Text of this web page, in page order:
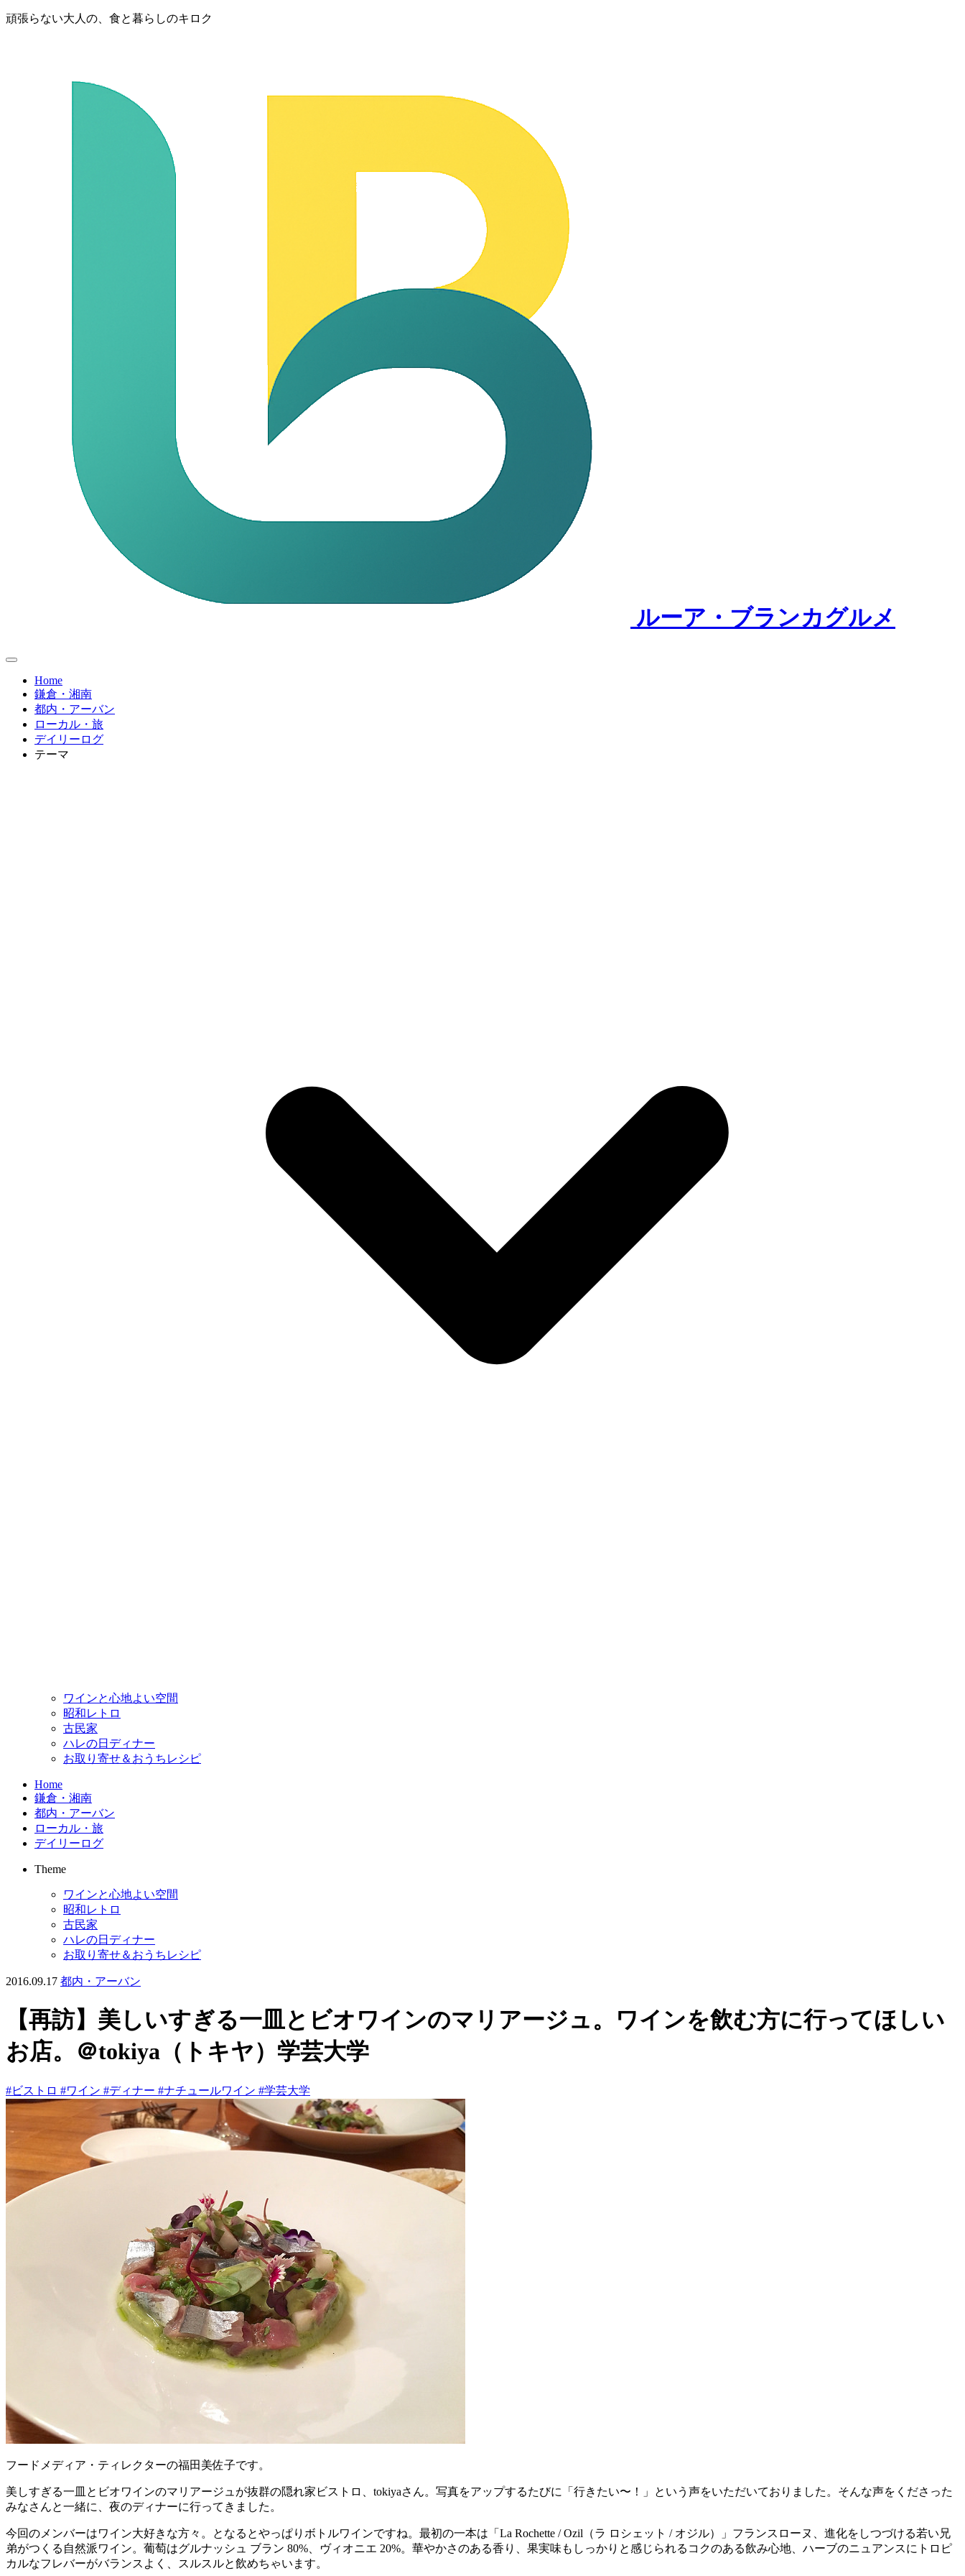
頑張らない大人の、食と暮らしのキロク
ルーア・ブランカグルメ
Home
鎌倉・湘南
都内・アーバン
ローカル・旅
デイリーログ
テーマ
ワインと心地よい空間
昭和レトロ
古民家
ハレの日ディナー
お取り寄せ＆おうちレシピ
Home
鎌倉・湘南
都内・アーバン
ローカル・旅
デイリーログ
Theme
ワインと心地よい空間
昭和レトロ
古民家
ハレの日ディナー
お取り寄せ＆おうちレシピ
2016.09.17 都内・アーバン
【再訪】美しいすぎる一皿とビオワインのマリアージュ。ワインを飲む方に行ってほしい
お店。＠tokiya（トキヤ）学芸大学
#ビストロ #ワイン #ディナー #ナチュールワイン #学芸大学
フードメディア・ティレクターの福田美佐子です。
美しすぎる一皿とビオワインのマリアージュが抜群の隠れ家ビストロ、tokiyaさん。写真をアップするたびに「行きたい〜！」という声をいただいておりました。そんな声をくださった
みなさんと一緒に、夜のディナーに行ってきました。
今回のメンバーはワイン大好きな方々。となるとやっぱりボトルワインですね。最初の一本は「La Rochette / Ozil（ラ ロシェット / オジル）」フランスローヌ、進化をしつづける若い兄
弟がつくる自然派ワイン。葡萄はグルナッシュ ブラン 80%、ヴィオニエ 20%。華やかさのある香り、果実味もしっかりと感じられるコクのある飲み心地、ハーブのニュアンスにトロピ
カルなフレバーがバランスよく、スルスルと飲めちゃいます。